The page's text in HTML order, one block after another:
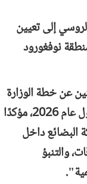
إلى تعيين
نوفغورود
عن خطة الوزارة
للانتقال إلى نظام النقل الرقمي بالكامل بحلول عام 2026، مؤكدًا
داخل
والتنبؤ